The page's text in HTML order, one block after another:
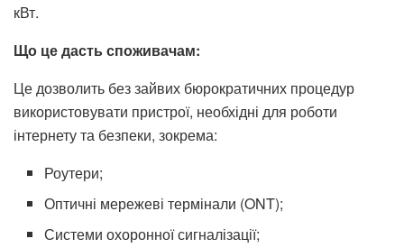
кВт.
Що це дасть споживачам:
Це дозволить без зайвих бюрократичних процедур
використовувати пристрої, необхідні для роботи
інтернету та безпеки, зокрема:
Роутери;
Оптичні мережеві термінали (ONT);
Системи охоронної сигналізації;